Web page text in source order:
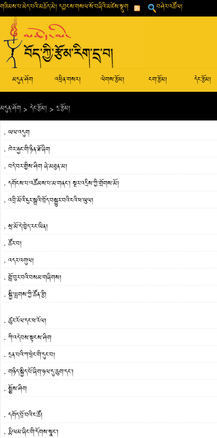
གཟིམས་པ་མེད་པའི་མཆོད་མེ། དབྱངས་གསལ་སོ་བཞིའི་མཛེས་སྡུག བཤེར་འཚོལ།
མདུན་ཤོག འཕྲིན་གསར། ལེགས་རྩོམ། ངག་རྩོམ། དེང་རྩོམ།
མདུན་ཤོག > དེང་རྩོམ། > དྲ་རྩོམ།
ཡལ་འདུག
ཁེར་རྐྱང་གི་ཉིན་ཐོ་ཞིག
བདེ་བར་གྱིས་ཤིག ཞེ་མཐུན་མ།
དགོངས་པ་འཚོམས་པ་མ་གནང་། སྔར་འདྲིས་ཀྱི་གྲོགས་མོ།
འབྲི་མོའི་ངུར་སྒྲའི་ཁྲོད་བསྐྱུར་བའི་ངའི་ཕ་ཡུལ།
སྲ་མོ་དེ་ཁྱེད་རང་ཡིན།
ཚོར་བ།
འདར་འགུལ།
གློ་བུར་བའི་བསམ་གཞིགས།
སྐྱི་ལྤགས་ཀྱི་ཚོན་རྩི།
ཚུར་རོལ་དང་ཕ་རོལ།
ཀི་འདེབས་སྟངས་ཤིག
དྲན་པའི་ཀ་ཕྲེང་གི་དུང་བ།
གཉིད་སྐྱིད་པོ་ཞིག་ཉལ་དུ་ཆུག་དང་།
སྨྱོས་ཤིག
དགོད་བྲོ་བའི་ང་ཚོ།
རྨི་ལམ་ཞིང་གི་དོགས་སྣང་།